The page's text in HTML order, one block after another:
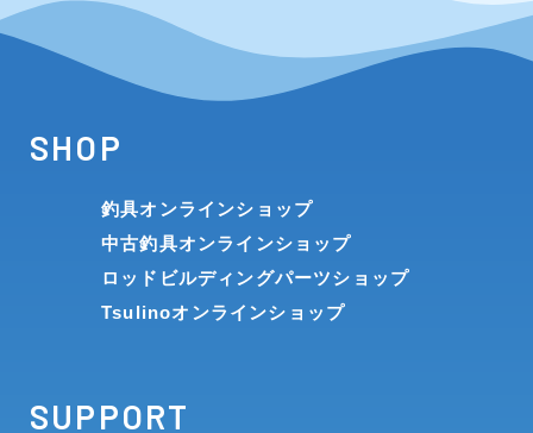
SHOP
釣具オンラインショップ
中古釣具オンラインショップ
ロッドビルディングパーツショップ
Tsulinoオンラインショップ
SUPPORT